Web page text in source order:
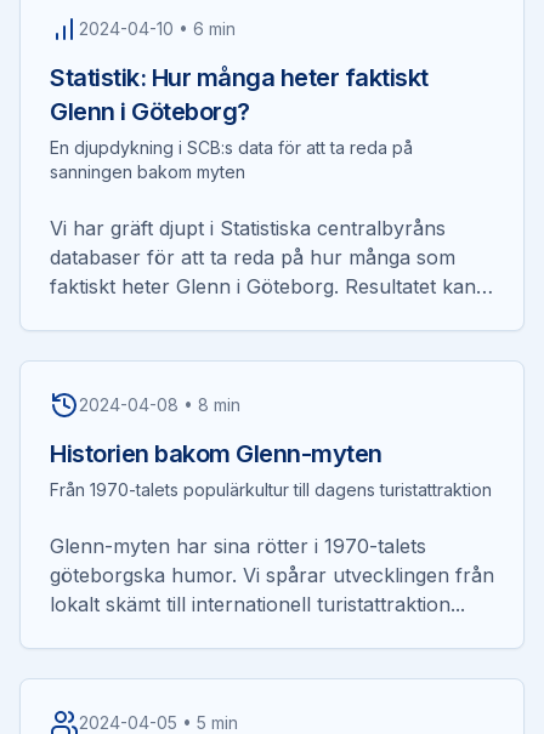
2024-04-10 • 6 min
Statistik: Hur många heter faktiskt
Glenn i Göteborg?
En djupdykning i SCB:s data för att ta reda på
sanningen bakom myten
Vi har gräft djupt i Statistiska centralbyråns
databaser för att ta reda på hur många som
faktiskt heter Glenn i Göteborg. Resultatet kan
2024-04-08 • 8 min
Historien bakom Glenn-myten
Från 1970-talets populärkultur till dagens turistattraktion
Glenn-myten har sina rötter i 1970-talets
göteborgska humor. Vi spårar utvecklingen från
lokalt skämt till internationell turistattraktion...
2024-04-05 • 5 min